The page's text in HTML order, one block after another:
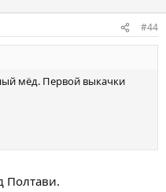
#44
мёд. Первой выкачки
Полтави.